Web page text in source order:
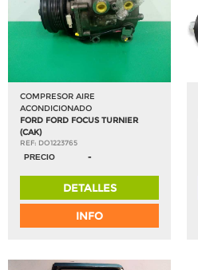
COMPRESOR AIRE
ACONDICIONADO
FORD FORD FOCUS TURNIER
(CAK)
REF: DO1223765
PRECIO
-
DETALLES
INFO